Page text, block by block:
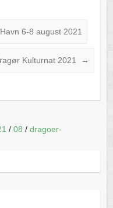
6-8 august 2021
Kulturnat 2021 →
/ 08 / dragoer-